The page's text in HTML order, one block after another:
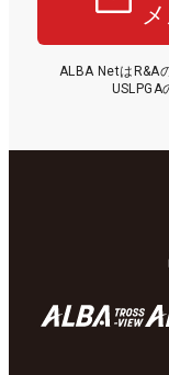
ALBA NetはR&A
USLPGA